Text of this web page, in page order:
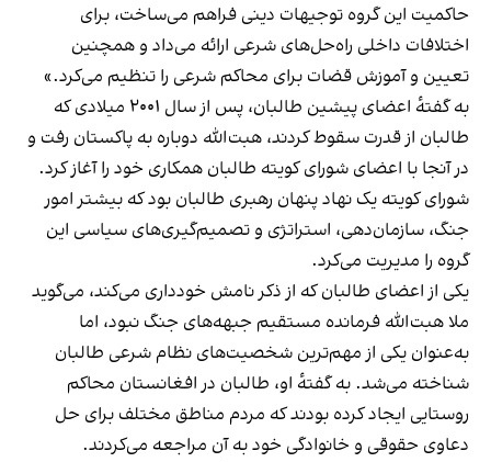
حاکمیت این گروه توجیهات دینی فراهم می‌ساخت، برای
اختلافات داخلی راه‌حل‌های شرعی ارائه می‌داد و همچنین
تعیین و آموزش قضات برای محاکم شرعی را تنظیم می‌کرد.»
به گفتهٔ اعضای پیشین طالبان، پس از سال ۲۰۰۱ میلادی که
طالبان از قدرت سقوط کردند، هبت‌الله دوباره به پاکستان رفت و
در آنجا با اعضای شورای کویته طالبان همکاری خود را آغاز کرد.
شورای کویته یک نهاد پنهان رهبری طالبان بود که بیشتر امور
جنگ، سازمان‌دهی، استراتژی و تصمیم‌گیری‌های سیاسی این
گروه را مدیریت می‌کرد.
یکی از اعضای طالبان که از ذکر نامش خودداری می‌کند، می‌گوید
ملا هبت‌الله فرمانده مستقیم جبهه‌های جنگ نبود، اما
به‌عنوان یکی از مهم‌ترین شخصیت‌های نظام شرعی طالبان
شناخته می‌شد. به گفتهٔ او، طالبان در افغانستان محاکم
روستایی ایجاد کرده بودند که مردم مناطق مختلف برای حل
دعاوی حقوقی و خانوادگی خود به آن مراجعه می‌کردند.